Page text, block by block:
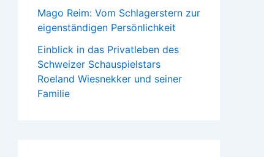
Mago Reim: Vom Schlagerstern zur
eigenständigen Persönlichkeit
Einblick in das Privatleben des
Schweizer Schauspielstars
Roeland Wiesnekker und seiner
Familie